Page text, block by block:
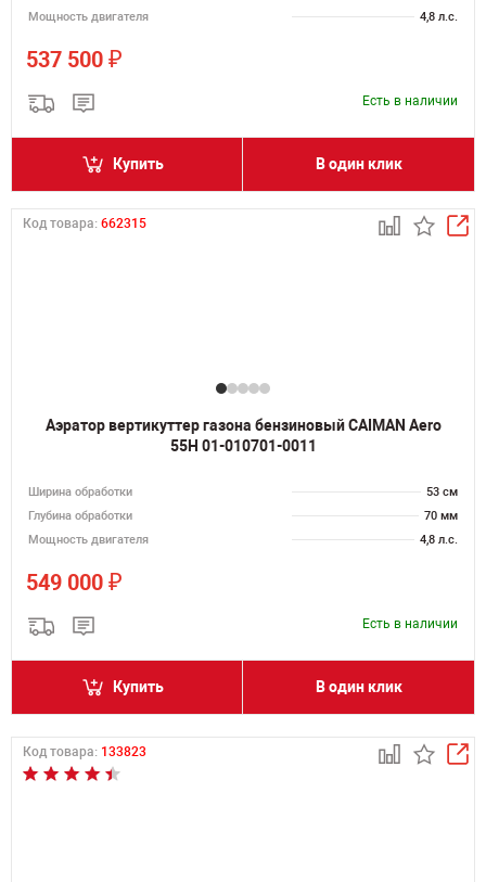
Мощность двигателя 4,8 л.с.
537 500 ₽
Есть в наличии
Купить В один клик
Код товара: 662315
Аэратор вертикуттер газона бензиновый CAIMAN Aero
55H 01-010701-0011
Ширина обработки
53 см
Глубина обработки
70 мм
Мощность двигателя
4,8 л.с.
549 000 ₽
Есть в наличии
Купить В один клик
Код товара: 133823